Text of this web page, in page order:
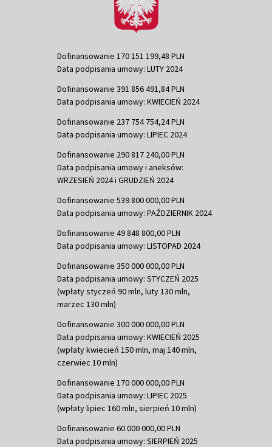
Dofinansowanie 170 151 199,48 PLN
Data podpisania umowy: LUTY 2024
Dofinansowanie 391 856 491,84 PLN
Data podpisania umowy: KWIECIEŃ 2024
Dofinansowanie 237 754 754,24 PLN
Data podpisania umowy: LIPIEC 2024
Dofinansowanie 290 817 240,00 PLN
Data podpisania umowy i aneksów:
WRZESIEŃ 2024 i GRUDZIEŃ 2024
Dofinansowanie 539 800 000,00 PLN
Data podpisania umowy: PAŹDZIERNIK 2024
Dofinansowanie 49 848 800,00 PLN
Data podpisania umowy: LISTOPAD 2024
Dofinansowanie 350 000 000,00 PLN
Data podpisania umowy: STYCZEŃ 2025
(wpłaty styczeń 90 mln, luty 130 mln,
marzec 130 mln)
Dofinansowanie 300 000 000,00 PLN
Data podpisania umowy: KWIECIEŃ 2025
(wpłaty kwiecień 150 mln, maj 140 mln,
czerwiec 10 mln)
Dofinansowanie 170 000 000,00 PLN
Data podpisania umowy: LIPIEC 2025
(wpłaty lipiec 160 mln, sierpień 10 mln)
Dofinansowanie 60 000 000,00 PLN
Data podpisania umowy: SIERPIEŃ 2025